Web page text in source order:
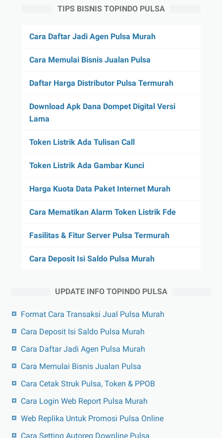
TIPS BISNIS TOPINDO PULSA
Cara Daftar Jadi Agen Pulsa Murah
Cara Memulai Bisnis Jualan Pulsa
Daftar Harga Distributor Pulsa Termurah
Download Apk Dana Dompet Digital Versi
Lama
Token Listrik Ada Tulisan Call
Token Listrik Ada Gambar Kunci
Harga Kuota Data Paket Internet Murah
Cara Mematikan Alarm Token Listrik Fde
Fasilitas & Fitur Server Pulsa Termurah
Cara Deposit Isi Saldo Pulsa Murah
UPDATE INFO TOPINDO PULSA
Format Cara Transaksi Jual Pulsa Murah
Cara Deposit Isi Saldo Pulsa Murah
Cara Daftar Jadi Agen Pulsa Murah
Cara Memulai Bisnis Jualan Pulsa
Cara Cetak Struk Pulsa, Token & PPOB
Cara Login Web Report Pulsa Murah
Web Replika Untuk Promosi Pulsa Online
Cara Setting Autoreg Downline Pulsa